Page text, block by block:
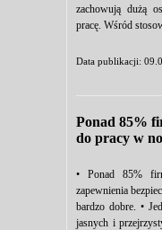
zachowują dużą
pracę. Wśród
Data publikacji:
Ponad 85%
do pracy w
• Ponad 85%
zapewnienia
bardzo dobre. •
jasnych i